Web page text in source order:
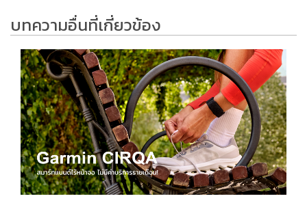
บทความอื่นที่เกี่ยวข้อง